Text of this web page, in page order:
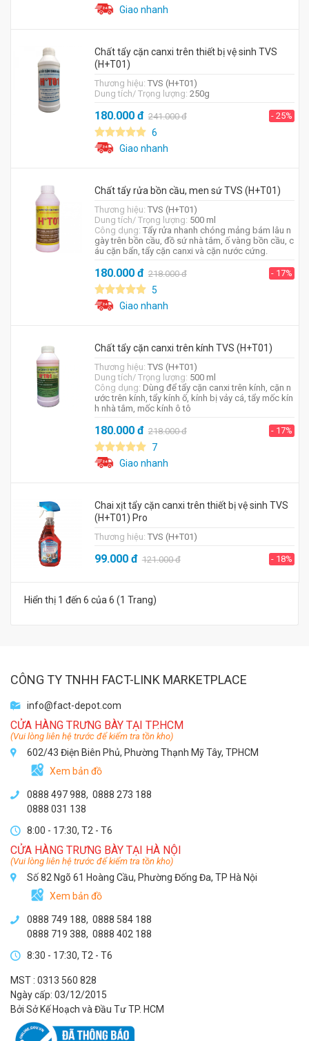
Giao nhanh
Chất tẩy cặn canxi trên thiết bị vệ sinh TVS
(H+T01)
Thương hiệu: TVS (H+T01)
Dung tích/ Trọng lượng: 250g
180.000đ 241.000đ - 25%
6
Giao nhanh
Chất tẩy rửa bồn cầu, men sứ TVS (H+T01)
Thương hiệu: TVS (H+T01)
Dung tích/ Trọng lượng: 500 ml
Công dụng: Tẩy rửa nhanh chóng mảng bám lâu n
gày trên bồn cầu, đồ sứ nhà tắm, ố vàng bồn cầu, c
áu cặn bẩn, tẩy cặn canxi và cặn nước cứng.
180.000đ 218.000đ - 17%
5
Giao nhanh
Chất tẩy cặn canxi trên kính TVS (H+T01)
Thương hiệu: TVS (H+T01)
Dung tích/ Trọng lượng: 500 ml
Công dụng: Dùng để tẩy cặn canxi trên kính, cặn n
ước trên kính, tẩy kính ố, kính bị vảy cá, tẩy mốc kín
h nhà tắm, mốc kính ô tô
180.000đ 218.000đ - 17%
7
Giao nhanh
Chai xịt tẩy cặn canxi trên thiết bị vệ sinh TVS
(H+T01) Pro
Thương hiệu: TVS (H+T01)
99.000đ 121.000đ - 18%
Hiển thị 1 đến 6 của 6 (1 Trang)
CÔNG TY TNHH FACT-LINK MARKETPLACE
info@fact-depot.com
CỬA HÀNG TRƯNG BÀY TẠI TP.HCM
(Vui lòng liên hệ trước để kiểm tra tồn kho)
602/43 Điện Biên Phủ, Phường Thạnh Mỹ Tây, TPHCM
Xem bản đồ
0888 497 988, 0888 273 188
0888 031 138
8:00 - 17:30, T2 - T6
CỬA HÀNG TRƯNG BÀY TẠI HÀ NỘI
(Vui lòng liên hệ trước để kiểm tra tồn kho)
Số 82 Ngõ 61 Hoàng Cầu, Phường Đống Đa, TP Hà Nội
Xem bản đồ
0888 749 188, 0888 584 188
0888 719 388, 0888 402 188
8:30 - 17:30, T2 - T6
MST : 0313 560 828
Ngày cấp: 03/12/2015
Bởi Sở Kế Hoạch và Đầu Tư TP. HCM